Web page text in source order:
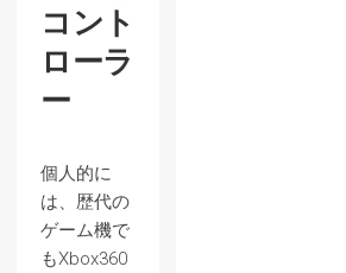
コント
ローラ
ー
個人的に
は、歴代の
ゲーム機で
もXbox360